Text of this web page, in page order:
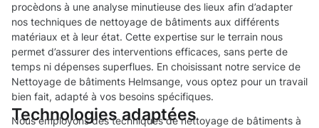
procèdons à une analyse minutieuse des lieux afin d’adapter
nos techniques de nettoyage de bâtiments aux différents
matériaux et à leur état. Cette expertise sur le terrain nous
permet d’assurer des interventions efficaces, sans perte de
temps ni dépenses superflues. En choisissant notre service de
Nettoyage de bâtiments Helmsange, vous optez pour un travail
bien fait, adapté à vos besoins spécifiques.
Technologies adaptées
Nous employons des techniques de nettoyage de bâtiments à